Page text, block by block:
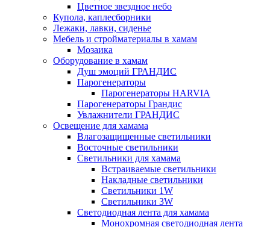
Цветное звездное небо
Купола, каплесборники
Лежаки, лавки, сиденье
Мебель и стройматериалы в хамам
Мозаика
Оборудование в хамам
Душ эмоций ГРАНДИС
Парогенераторы
Парогенераторы HARVIA
Парогенераторы Грандис
Увлажнители ГРАНДИС
Освещение для хамама
Влагозащищенные светильники
Восточные светильники
Светильники для хамама
Встраиваемые светильники
Накладные светильники
Светильники 1W
Светильники 3W
Светодиодная лента для хамама
Монохромная светодиодная лента